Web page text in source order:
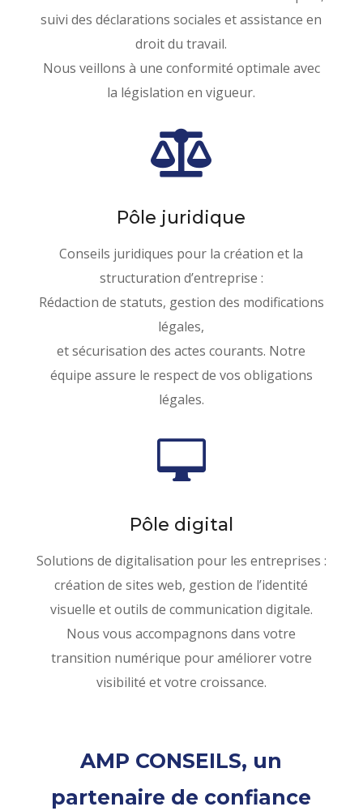
d'expert-comptable
de confiance à
Montpellier
Déléguez vos obligations comptables et à AMP
CONSEILS, votre partenaire d’expertise
comptable de confiance et concentrez-vous
développement de votre entreprise.
VOUS
suivi des déclarations sociales et assistance en
droit du travail.
Nous veillons à une conformité optimale avec
la législation en vigueur.

Pôle juridique
Conseils juridiques pour la création et la
structuration d’entreprise :
Rédaction de statuts, gestion des modifications
légales,
et sécurisation des actes courants. Notre
équipe assure le respect de vos obligations
légales.

Pôle digital
Solutions de digitalisation pour les entreprises :
création de sites web, gestion de l’identité
visuelle et outils de communication digitale.
Nous vous accompagnons dans votre
transition numérique pour améliorer votre
visibilité et votre croissance.
AMP CONSEILS, un
partenaire de confiance